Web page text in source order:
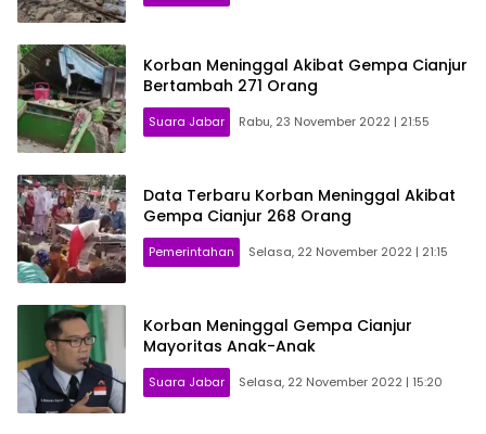
Korban Meninggal Akibat Gempa Cianjur
Bertambah 271 Orang
Suara Jabar Rabu, 23 November 2022 | 21:55
Data Terbaru Korban Meninggal Akibat
Gempa Cianjur 268 Orang
Pemerintahan Selasa, 22 November 2022 | 21:15
Korban Meninggal Gempa Cianjur
Mayoritas Anak-Anak
Suara Jabar Selasa, 22 November 2022 | 15:20